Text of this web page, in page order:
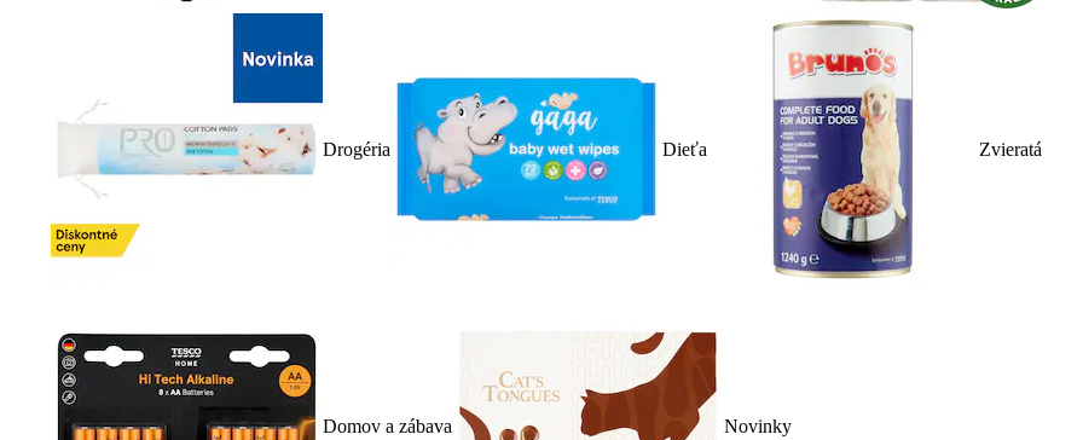
Drogéria Dieťa Zvieratá
Domov a zábava Novinky